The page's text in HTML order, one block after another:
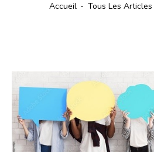
Accueil Tous Les Articles